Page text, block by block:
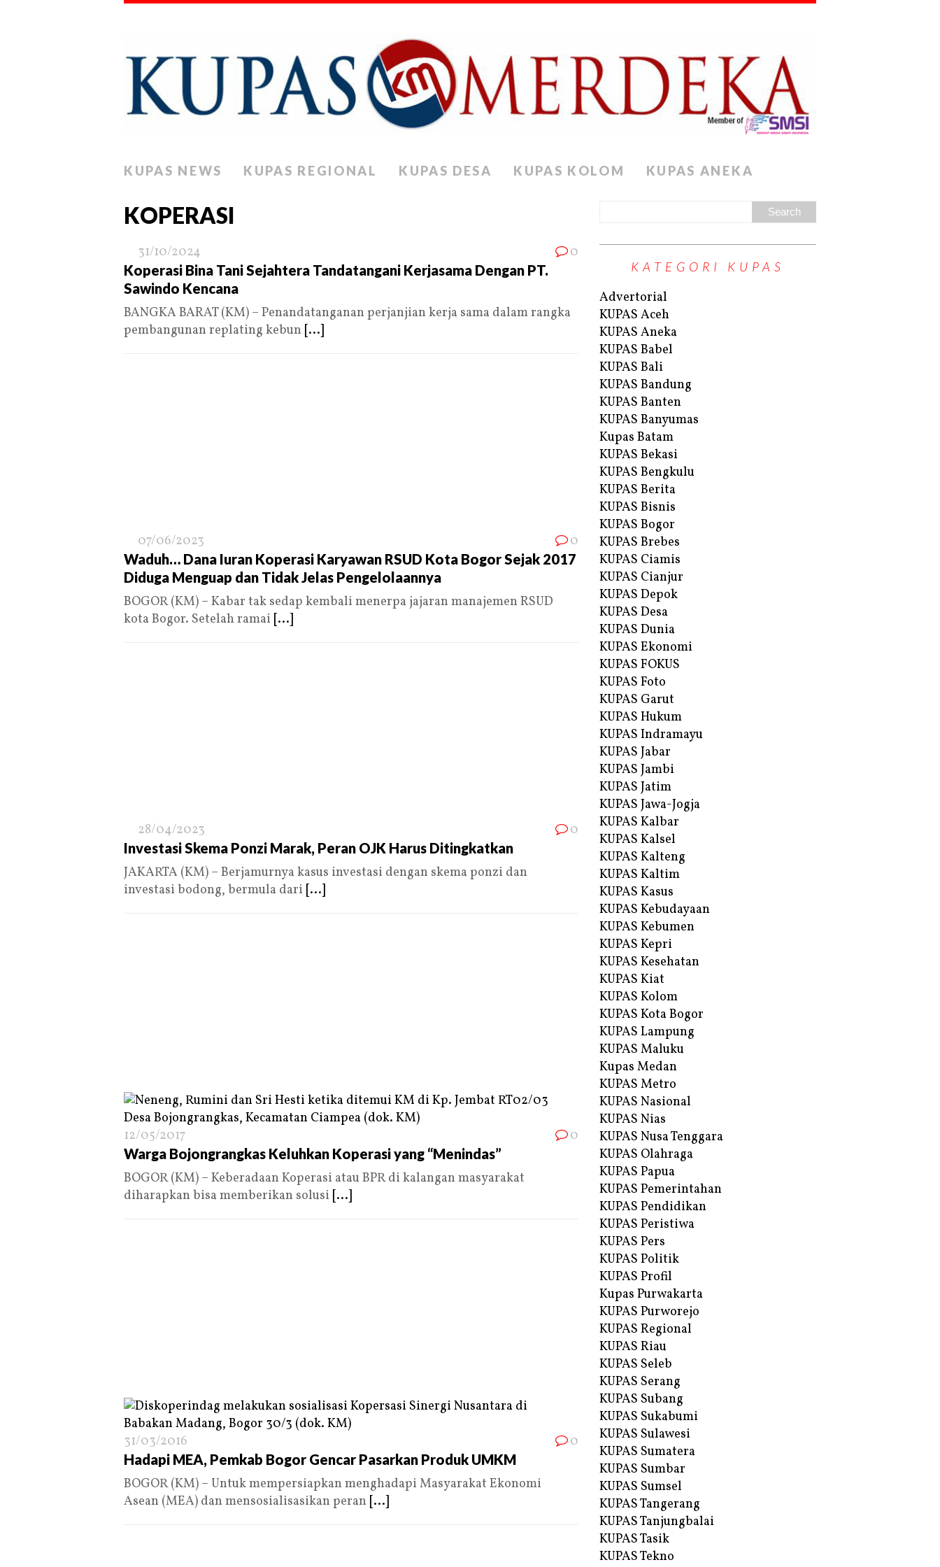
KUPAS NEWS KUPAS REGIONAL KUPAS DESA KUPAS KOLOM KUPAS ANEKA
KOPERASI
31/10/2024 0
Koperasi Bina Tani Sejahtera Tandatangani Kerjasama Dengan PT.
Sawindo Kencana
BANGKA BARAT (KM) – Penandatanganan perjanjian kerja sama dalam rangka
pembangunan replating kebun [...]
07/06/2023 0
Waduh… Dana Iuran Koperasi Karyawan RSUD Kota Bogor Sejak 2017
Diduga Menguap dan Tidak Jelas Pengelolaannya
BOGOR (KM) – Kabar tak sedap kembali menerpa jajaran manajemen RSUD
kota Bogor. Setelah ramai [...]
28/04/2023 0
Investasi Skema Ponzi Marak, Peran OJK Harus Ditingkatkan
JAKARTA (KM) – Berjamurnya kasus investasi dengan skema ponzi dan
investasi bodong, bermula dari [...]
12/05/2017 0
Warga Bojongrangkas Keluhkan Koperasi yang “Menindas”
BOGOR (KM) – Keberadaan Koperasi atau BPR di kalangan masyarakat
diharapkan bisa memberikan solusi [...]
31/03/2016 0
Hadapi MEA, Pemkab Bogor Gencar Pasarkan Produk UMKM
BOGOR (KM) – Untuk mempersiapkan menghadapi Masyarakat Ekonomi
Asean (MEA) dan mensosialisasikan peran [...]
KATEGORI KUPAS
Advertorial
KUPAS Aceh
KUPAS Aneka
KUPAS Babel
KUPAS Bali
KUPAS Bandung
KUPAS Banten
KUPAS Banyumas
Kupas Batam
KUPAS Bekasi
KUPAS Bengkulu
KUPAS Berita
KUPAS Bisnis
KUPAS Bogor
KUPAS Brebes
KUPAS Ciamis
KUPAS Cianjur
KUPAS Depok
KUPAS Desa
KUPAS Dunia
KUPAS Ekonomi
KUPAS FOKUS
KUPAS Foto
KUPAS Garut
KUPAS Hukum
KUPAS Indramayu
KUPAS Jabar
KUPAS Jambi
KUPAS Jatim
KUPAS Jawa-Jogja
KUPAS Kalbar
KUPAS Kalsel
KUPAS Kalteng
KUPAS Kaltim
KUPAS Kasus
KUPAS Kebudayaan
KUPAS Kebumen
KUPAS Kepri
KUPAS Kesehatan
KUPAS Kiat
KUPAS Kolom
KUPAS Kota Bogor
KUPAS Lampung
KUPAS Maluku
Kupas Medan
KUPAS Metro
KUPAS Nasional
KUPAS Nias
KUPAS Nusa Tenggara
KUPAS Olahraga
KUPAS Papua
KUPAS Pemerintahan
KUPAS Pendidikan
KUPAS Peristiwa
KUPAS Pers
KUPAS Politik
KUPAS Profil
Kupas Purwakarta
KUPAS Purworejo
KUPAS Regional
KUPAS Riau
KUPAS Seleb
KUPAS Serang
KUPAS Subang
KUPAS Sukabumi
KUPAS Sulawesi
KUPAS Sumatera
KUPAS Sumbar
KUPAS Sumsel
KUPAS Tangerang
KUPAS Tanjungbalai
KUPAS Tasik
KUPAS Tekno